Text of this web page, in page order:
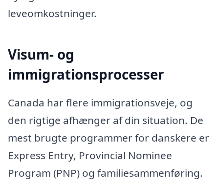
leveomkostninger.
Visum- og
immigrationsprocesser
Canada har flere immigrationsveje, og
den rigtige afhænger af din situation. De
mest brugte programmer for danskere er
Express Entry, Provincial Nominee
Program (PNP) og familiesammenføring.